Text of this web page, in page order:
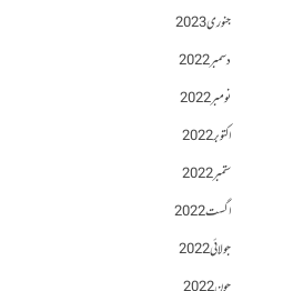
جنوری 2023
دسمبر 2022
نومبر 2022
اکتوبر 2022
ستمبر 2022
اگست 2022
جولائی 2022